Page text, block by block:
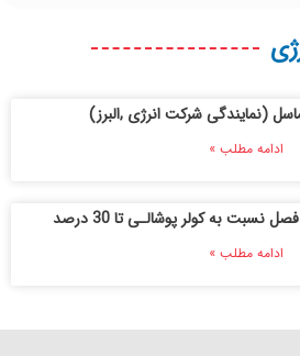
(نمایندگی شرکت انرژی ,البرز)
ادامه مطلب »
به کولر پوشالـی تا 30 درصد
ادامه مطلب »